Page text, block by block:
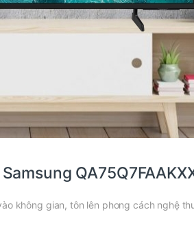
không gian, tôn lên phong cách nghệ